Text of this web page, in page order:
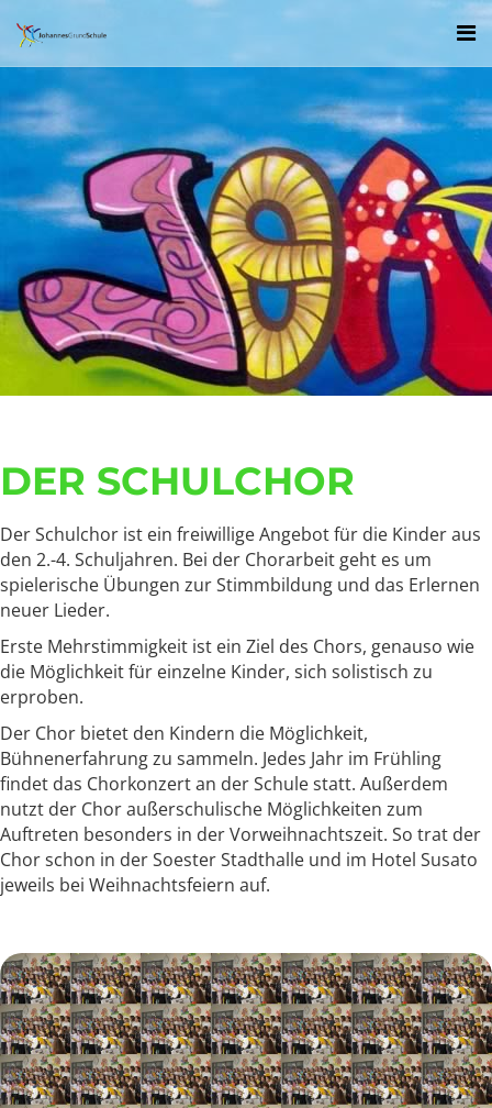
DER SCHULCHOR
Der Schulchor ist ein freiwillige Angebot für die Kinder aus
den 2.-4. Schuljahren. Bei der Chorarbeit geht es um
spielerische Übungen zur Stimmbildung und das Erlernen
neuer Lieder.
Erste Mehrstimmigkeit ist ein Ziel des Chors, genauso wie
die Möglichkeit für einzelne Kinder, sich solistisch zu
erproben.
Der Chor bietet den Kindern die Möglichkeit,
Bühnenerfahrung zu sammeln. Jedes Jahr im Frühling
findet das Chorkonzert an der Schule statt. Außerdem
nutzt der Chor außerschulische Möglichkeiten zum
Auftreten besonders in der Vorweihnachtszeit. So trat der
Chor schon in der Soester Stadthalle und im Hotel Susato
jeweils bei Weihnachtsfeiern auf.